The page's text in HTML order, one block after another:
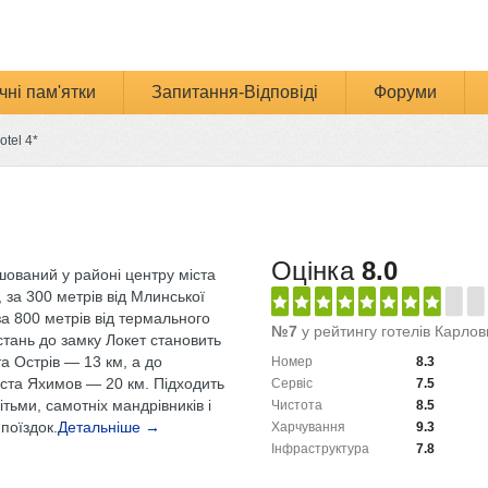
пам'ятки Запитання-Відповіді Форуми
4*
Оцінка 8.0
№7у рейтингу готелів
8.3
Номер
7.5
Сервіс
8.5
Чистота
9.3
Харчування
7.8
Інфраструктура
у районі центру міста
300 метрів від Млинської
800 метрів від термального
до замку Локет становить
Острів — 13 км, а до
Яхимов — 20 км. Підходить
самотніх мандрівників і
Детальніше →